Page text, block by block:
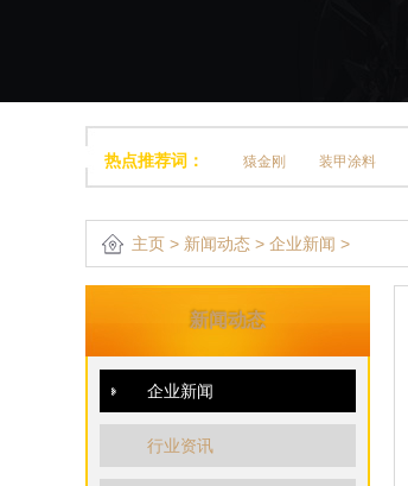
热点推荐词： 猿金刚 装甲涂料
主页 > 新闻动态 > 企业新闻 >
新闻动态
企业新闻
行业资讯